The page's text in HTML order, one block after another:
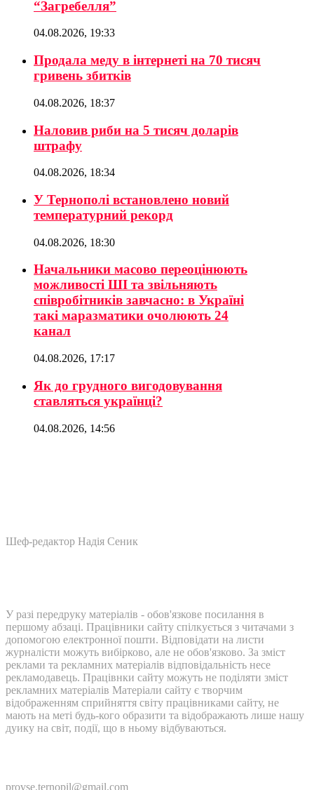
“Загребелля”
04.08.2026, 19:33
Продала меду в інтернеті на 70 тисяч
гривень збитків
04.08.2026, 18:37
Наловив риби на 5 тисяч доларів
штрафу
04.08.2026, 18:34
У Тернополі встановлено новий
температурний рекорд
04.08.2026, 18:30
Начальники масово переоцінюють
можливості ШІ та звільняють
співробітників завчасно: в Україні
такі маразматики очолюють 24
канал
04.08.2026, 17:17
Як до грудного вигодовування
ставляться українці?
04.08.2026, 14:56
Шеф-редактор Надія Сеник
У разі передруку матеріалів - обов'язкове посилання в
першому абзаці. Працівники сайту спілкується з читачами з
допомогою електронної пошти. Відповідати на листи
журналісти можуть вибірково, але не обов'язково. За зміст
реклами та рекламних матеріалів відповідальність несе
рекламодавець. Працівнки сайту можуть не поділяти зміст
рекламних матеріалів Матеріали сайту є творчим
відображенням сприйняття світу працівниками сайту, не
мають на меті будь-кого образити та відображають лише нашу
дуику на світ, події, що в ньому відбуваються.
provse.ternopil@gmail.com